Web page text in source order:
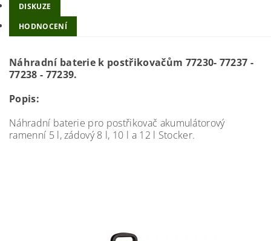
DISKUZE
HODNOCENÍ
Náhradní baterie k postřikovačům 77230- 77237 -
77238 - 77239.
Popis:
Náhradní baterie pro postřikovač akumulátorový
ramenní 5 l, zádový 8 l, 10 l a 12 l Stocker.